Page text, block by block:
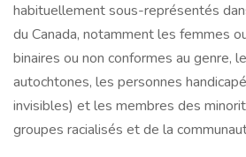
habituellement sous-représentés
du Canada, notamment les femmes
binaires ou non conformes au genre,
autochtones, les personnes
invisibles) et les membres des
groupes racialisés et de la